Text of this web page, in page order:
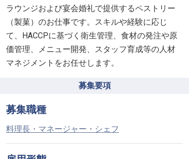
ラウンジおよび宴会婚礼で提供するペストリー
（製菓）のお仕事です。スキルや経験に応じ
て、HACCPに基づく衛生管理、食材の発注や原
価管理、メニュー開発、スタッフ育成等の人材
マネジメントをお任せします。
募集要項
募集職種
料理長・マネージャー・シェフ